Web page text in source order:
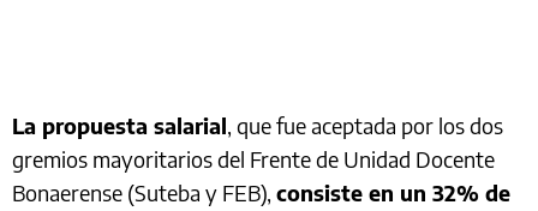
La propuesta salarial, que fue aceptada por los dos
gremios mayoritarios del Frente de Unidad Docente
Bonaerense (Suteba y FEB), consiste en un 32% de